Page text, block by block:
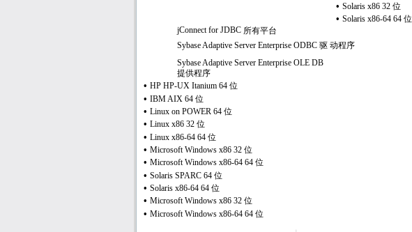
•Solaris x86 32位
•Solaris x86-64 64位
jConnect for JDBC 所有平台
Sybase Adaptive Server Enterprise ODBC驱 动程序
Sybase Adaptive Server Enterprise OLE DB
提供程序
•HP HP-UX Itanium 64位
•IBM AIX 64位
•Linux on POWER 64位
•Linux x86 32位
•Linux x86-64 64位
•Microsoft Windows x86 32位
•Microsoft Windows x86-64 64位
•Solaris SPARC 64位
•Solaris x86-64 64位
•Microsoft Windows x86 32位
•Microsoft Windows x86-64 64位